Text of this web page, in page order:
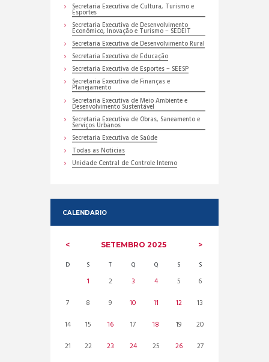
Secretaria Executiva de Cultura, Turismo e
Esportes
Secretaria Executiva de Desenvolvimento
Econômico, Inovação e Turismo – SEDEIT
Secretaria Executiva de Desenvolvimento Rural
Secretaria Executiva de Educação
Secretaria Executiva de Esportes – SEESP
Secretaria Executiva de Finanças e
Planejamento
Secretaria Executiva de Meio Ambiente e
Desenvolvimento Sustentável
Secretaria Executiva de Obras, Saneamento e
Serviços Urbanos
Secretaria Executiva de Saúde
Todas as Noticias
Unidade Central de Controle Interno
CALENDARIO
SETEMBRO2025
D S T Q Q S S
1 2 3 4 5
6
7
8 9 10 11 12
13
14
15 16 17 18 19
20
21
22 23 24 25 26 27